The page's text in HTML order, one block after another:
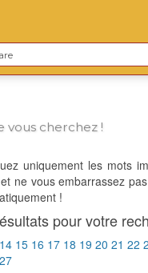
cherchez !
uniquement les mots
ne vous embarrassez
!
pour votre
14 15 16 17 18 19 20 21 22
27